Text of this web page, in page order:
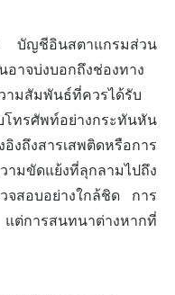
บัญชีอินสตาแกรมส่วน
าจบ่งบอกถึงช่องทาง
ามสัมพันธ์ที่ควรได้รับ
รศัพท์อย่างกระทันหัน
ถึงสารเสพติดหรือการ
ขัดแย้งที่ลุกลามไปถึง
จสอบอย่างใกล้ชิด การ
ต่การสนทนาต่างหากที่